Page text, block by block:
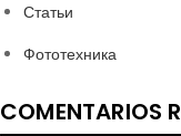
Статьи
Фототехника
COMENTARIOS